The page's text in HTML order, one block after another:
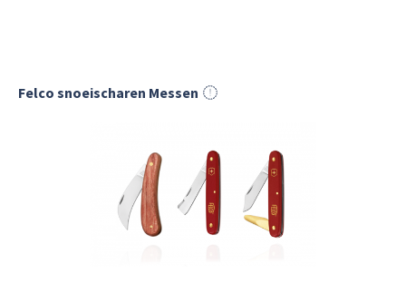
Felco snoeischaren Messen